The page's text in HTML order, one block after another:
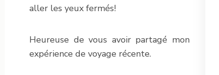
aller les yeux fermés!
Heureuse de vous avoir partagé mon
expérience de voyage récente.